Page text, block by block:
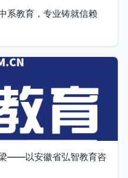
系教育，专业铸就信赖
——以安徽省弘智教育咨